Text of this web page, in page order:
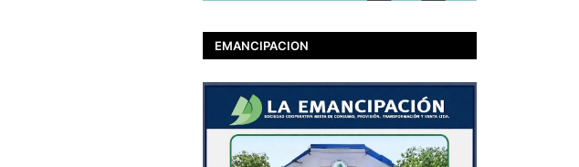
EMANCIPACION